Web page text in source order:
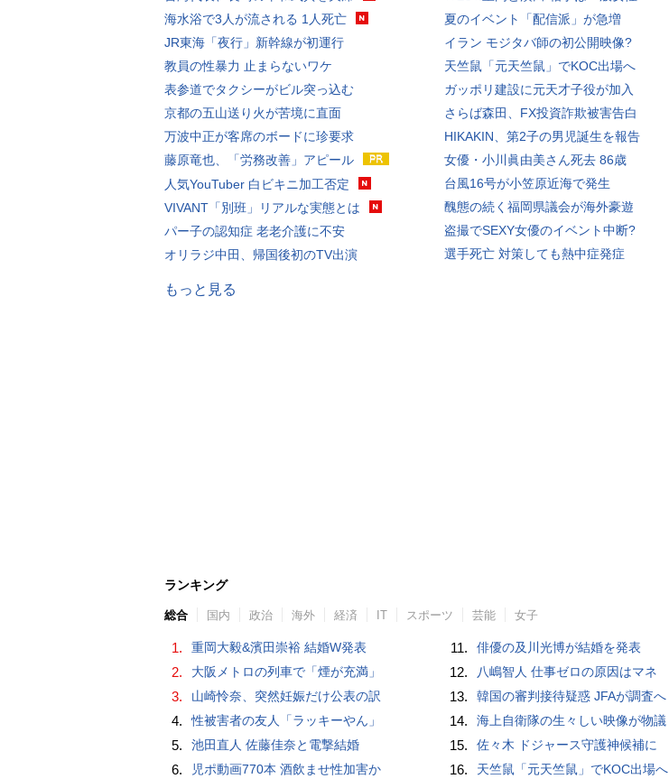
海水浴で3人が流される 1人死亡
JR東海「夜行」新幹線が初運行
教員の性暴力 止まらないワケ
表参道でタクシーがビル突っ込む
京都の五山送り火が苦境に直面
万波中正が客席のボードに珍要求
藤原竜也、「労務改善」アピール
人気YouTuber 白ビキニ加工否定
VIVANT「別班」リアルな実態とは
パー子の認知症 老老介護に不安
オリラジ中田、帰国後初のTV出演
夏のイベント「配信派」が急増
イラン モジタバ師の初公開映像?
天竺鼠「元天竺鼠」でKOC出場へ
ガッポリ建設に元天才子役が加入
さらば森田、FX投資詐欺被害告白
HIKAKIN、第2子の男児誕生を報告
女優・小川眞由美さん死去 86歳
台風16号が小笠原近海で発生
醜態の続く福岡県議会が海外豪遊
盗撮でSEXY女優のイベント中断?
選手死亡 対策しても熱中症発症
もっと見る
ランキング
総合 国内 政治 海外 経済 IT スポーツ 芸能 女子
1. 重岡大毅&濱田崇裕 結婚W発表
2. 大阪メトロの列車で「煙が充満」
3. 山崎怜奈、突然妊娠だけ公表の訳
4. 性被害者の友人「ラッキーやん」
5. 池田直人 佐藤佳奈と電撃結婚
6. 児ポ動画770本 酒飲ませ性加害か
11. 俳優の及川光博が結婚を発表
12. 八嶋智人 仕事ゼロの原因はマネ
13. 韓国の審判接待疑惑 JFAが調査へ
14. 海上自衛隊の生々しい映像が物議
15. 佐々木 ドジャース守護神候補に
16. 天竺鼠「元天竺鼠」でKOC出場へ